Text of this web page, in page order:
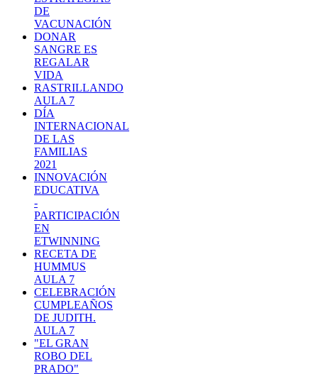
DE
VACUNACIÓN
DONAR
SANGRE ES
REGALAR
VIDA
RASTRILLANDO
AULA 7
DÍA
INTERNACIONAL
DE LAS
FAMILIAS
2021
INNOVACIÓN
EDUCATIVA
-
PARTICIPACIÓN
EN
ETWINNING
RECETA DE
HUMMUS
AULA 7
CELEBRACIÓN
CUMPLEAÑOS
DE JUDITH.
AULA 7
"EL GRAN
ROBO DEL
PRADO"